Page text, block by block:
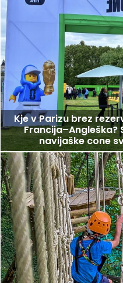
Kje v Parizu brez
Francija–Angleška?
navijaške cone